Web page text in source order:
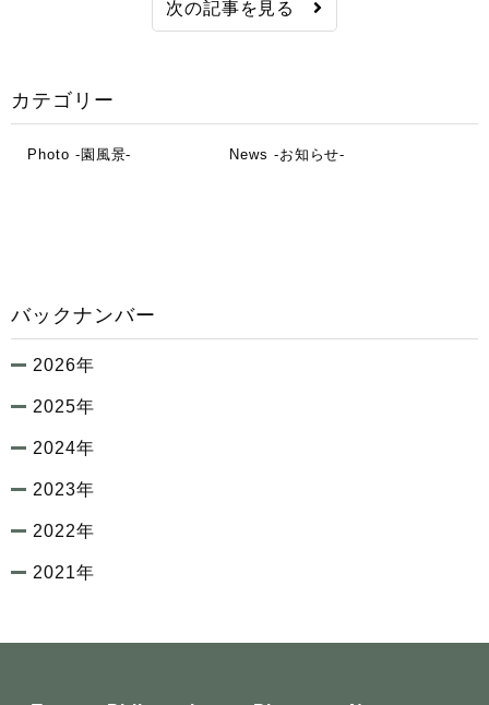
次の記事を見る
カテゴリー
Photo -園風景- News -お知らせ-
バックナンバー
2026年
2025年
2024年
2023年
2022年
2021年